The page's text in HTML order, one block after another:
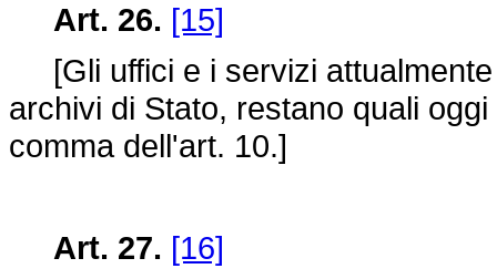
Art. 26. [15]
[Gli uffici e i servizi attualmente
archivi di Stato, restano quali
comma dell'art. 10.]
Art. 27. [16]